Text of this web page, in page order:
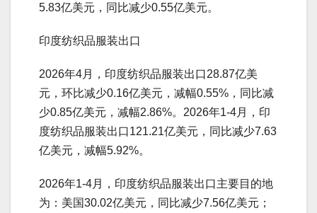
5.83亿美元，同比减少0.55亿美元。
印度纺织品服装出口
2026年4月，印度纺织品服装出口28.87亿美
元，环比减少0.16亿美元，减幅0.55%，同比减
少0.85亿美元，减幅2.86%。2026年1-4月，印
度纺织品服装出口121.21亿美元，同比减少7.63
亿美元，减幅5.92%。
2026年1-4月，印度纺织品服装出口主要目的地
为：美国30.02亿美元，同比减少7.56亿美元；